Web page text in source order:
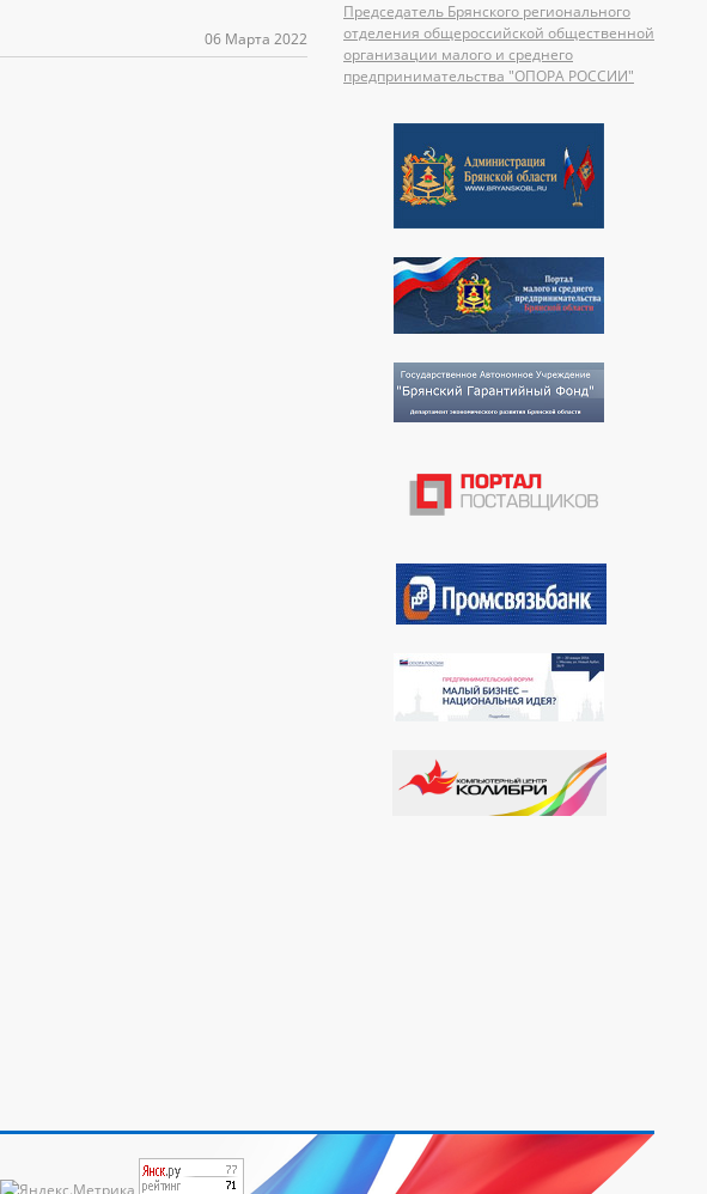
Председатель Брянского регионального
отделения общероссийской общественной
организации малого и среднего
предпринимательства "ОПОРА РОССИИ"
06 Марта 2022